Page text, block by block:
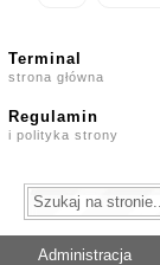
Terminal
strona główna
Regulamin
i polityka strony
Administracja